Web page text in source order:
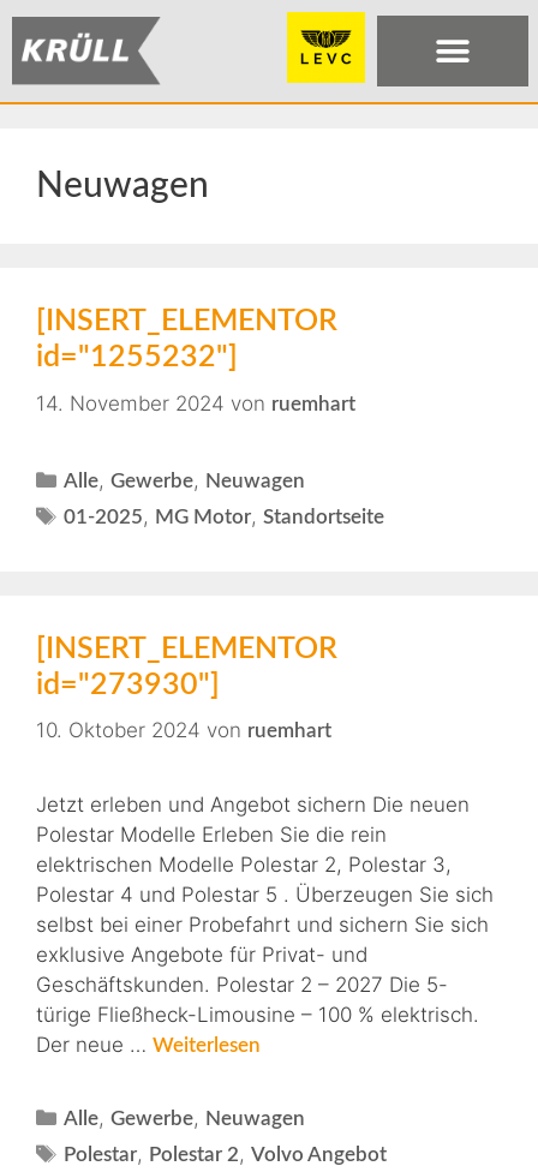
Neuwagen
[INSERT_ELEMENTOR
id="1255232"]
14. November 2024 von ruemhart
Alle,Gewerbe, Neuwagen
01-2025, MG Motor,Standortseite
[INSERT_ELEMENTOR
id="273930"]
10. Oktober 2024 von ruemhart
Jetzt erleben und Angebot sichern Die neuen
Polestar Modelle Erleben Sie die rein
elektrischen Modelle Polestar 2, Polestar 3,
Polestar 4 und Polestar 5 . Überzeugen Sie sich
selbst bei einer Probefahrt und sichern Sie sich
exklusive Angebote für Privat- und
Geschäftskunden. Polestar 2 – 2027 Die 5-
türige Fließheck-Limousine – 100 % elektrisch.
Der neue … Weiterlesen
Alle,Gewerbe, Neuwagen
Polestar, Polestar 2,Volvo Angebot